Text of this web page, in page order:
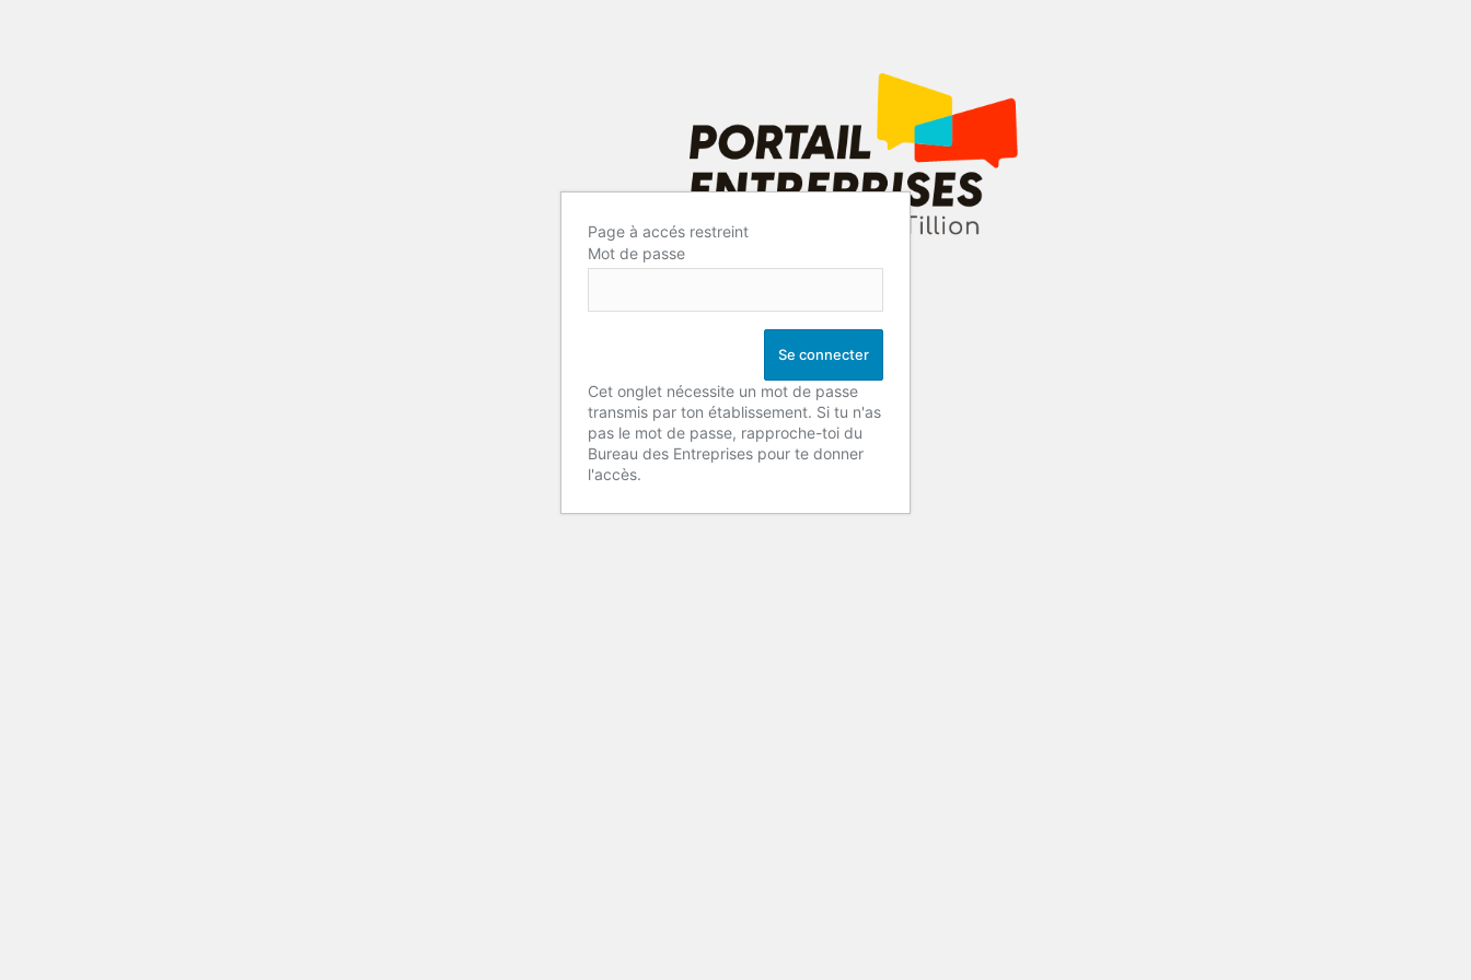
Page à accés restreint
Mot de passe
Cet onglet nécessite un mot de passe
transmis par ton établissement. Si tu n'as
pas le mot de passe, rapproche-toi du
Bureau des Entreprises pour te donner
l'accès.